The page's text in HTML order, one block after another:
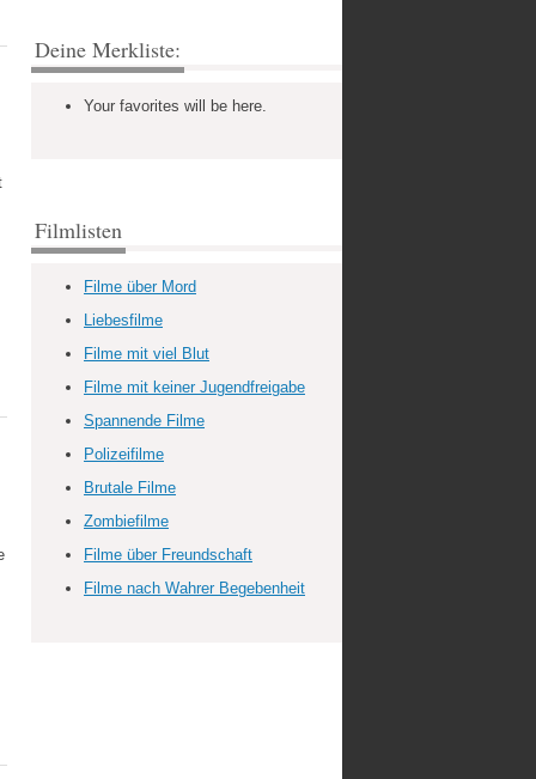
Deine Merkliste:
Your favorites will be here.
Filmlisten
Filme über Mord
Liebesfilme
Filme mit viel Blut
Filme mit keiner Jugendfreigabe
Spannende Filme
Polizeifilme
Brutale Filme
Zombiefilme
Filme über Freundschaft
Filme nach Wahrer Begebenheit